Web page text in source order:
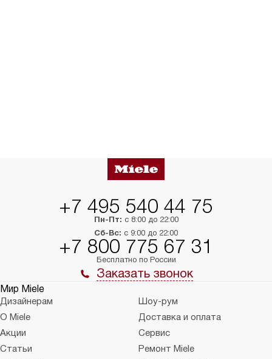
+7 495 540 44 75
Пн-Пт: с 8:00 до 22:00
Сб-Вс: с 9:00 до 22:00
+7 800 775 67 31
Бесплатно по России
Заказать звонок
Мир Miele
Дизайнерам
Шоу-рум
О Miele
Доставка и оплата
Акции
Сервис
Статьи
Ремонт Miele